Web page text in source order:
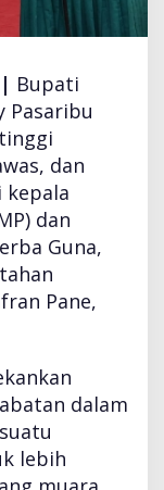
Bupati
Pasaribu
dan
kepala
dan
Guna,
Pane,
dalam
lebih